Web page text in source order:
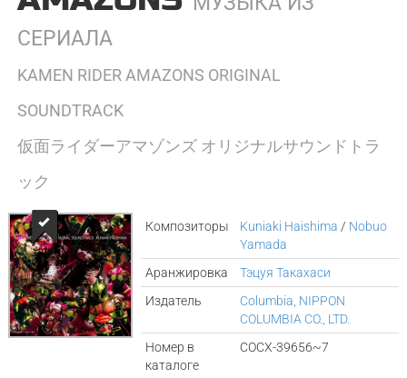
СЕРИАЛА
KAMEN RIDER AMAZONS ORIGINAL
SOUNDTRACK
仮面ライダーアマゾンズ オリジナルサウンドトラ
ック
Композиторы Kuniaki Haishima / Nobuo
Yamada
Аранжировка
Тэцуя Такахаси
Издатель
Columbia, NIPPON
COLUMBIA CO., LTD.
Номер в
каталоге
COCX-39656~7